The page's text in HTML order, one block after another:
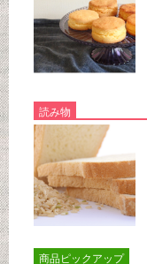
読み物
商品ピックアップ